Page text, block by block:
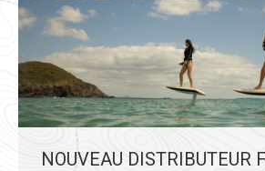
NOUVEAU DISTRIBUTEUR